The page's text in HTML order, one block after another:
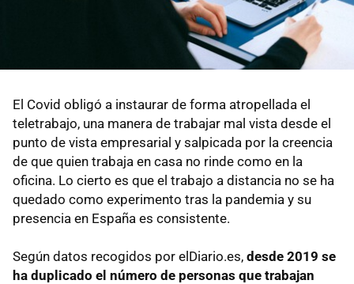
El Covid obligó a instaurar de forma atropellada el
teletrabajo, una manera de trabajar mal vista desde el
punto de vista empresarial y salpicada por la creencia
de que quien trabaja en casa no rinde como en la
oficina. Lo cierto es que el trabajo a distancia no se ha
quedado como experimento tras la pandemia y su
presencia en España es consistente.
Según datos recogidos por elDiario.es, desde 2019 se
ha duplicado el número de personas que trabajan